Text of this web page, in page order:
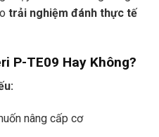
trải nghiệm đánh thực tế
P-TE09 Hay Không?
nâng cấp cơ